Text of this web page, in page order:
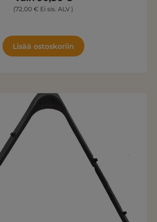
(72,00 € Ei sis. ALV )
Lisää ostoskoriin